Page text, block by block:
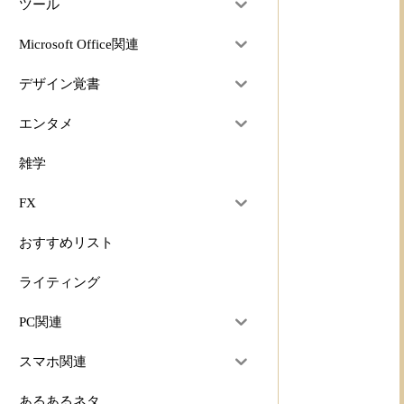
ツール
Microsoft Office関連
デザイン覚書
エンタメ
雑学
FX
おすすめリスト
ライティング
PC関連
スマホ関連